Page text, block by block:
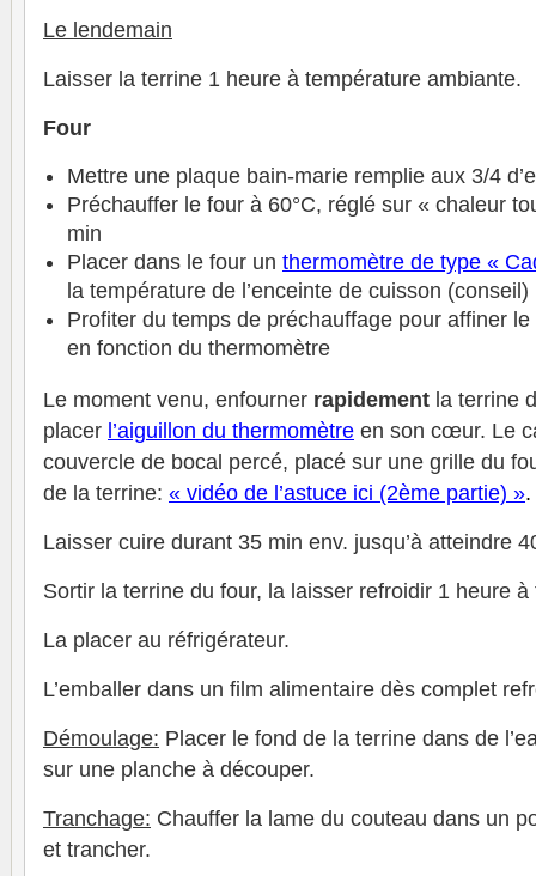
Le lendemain
Laisser la terrine 1 heure à température ambiante.
Four
Mettre une plaque bain-marie remplie aux 3/4
Préchauffer le four à 60°C, réglé sur « chaleur
min
Placer dans le four un thermomètre de type «
la température de l’enceinte de cuisson (conseil)
Profiter du temps de préchauffage pour affiner
en fonction du thermomètre
Le moment venu, enfourner rapidement la terrine
placer l’aiguillon du thermomètre en son cœur. Le
couvercle de bocal percé, placé sur une grille du
de la terrine: « vidéo de l’astuce ici (2ème partie) ».
Laisser cuire durant 35 min env. jusqu’à atteindre
Sortir la terrine du four, la laisser refroidir 1 heure
La placer au réfrigérateur.
L’emballer dans un film alimentaire dès complet
Démoulage: Placer le fond de la terrine dans de
sur une planche à découper.
Tranchage: Chauffer la lame du couteau dans un
et trancher.